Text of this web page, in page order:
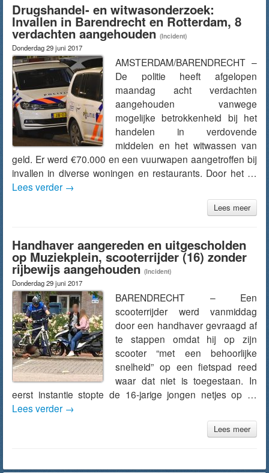
Drugshandel- en witwasonderzoek:
Invallen in Barendrecht en Rotterdam, 8
verdachten aangehouden (Incident)
Donderdag 29 juni 2017
AMSTERDAM/BARENDRECHT –
De politie heeft afgelopen
maandag acht verdachten
aangehouden vanwege
mogelijke betrokkenheid bij het
handelen in verdovende
middelen en het witwassen van
geld. Er werd €70.000 en een vuurwapen aangetroffen bij
invallen in diverse woningen en restaurants. Door het …
Lees verder →
Lees meer
Handhaver aangereden en uitgescholden
op Muziekplein, scooterrijder (16) zonder
rijbewijs aangehouden (Incident)
Donderdag 29 juni 2017
BARENDRECHT – Een
scooterrijder werd vanmiddag
door een handhaver gevraagd af
te stappen omdat hij op zijn
scooter “met een behoorlijke
snelheid” op een fietspad reed
waar dat niet is toegestaan. In
eerst instantie stopte de 16-jarige jongen netjes op …
Lees verder →
Lees meer